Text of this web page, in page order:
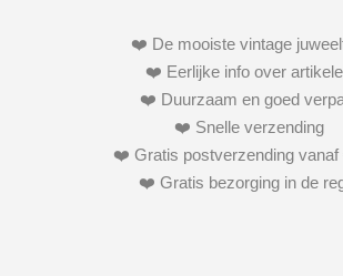
❤️ De mooiste vintage
❤️ Eerlijke info over
❤️ Duurzaam en goed
❤️ Snelle verzending
❤️ Gratis postverzending vanaf
❤️ Gratis bezorging in de